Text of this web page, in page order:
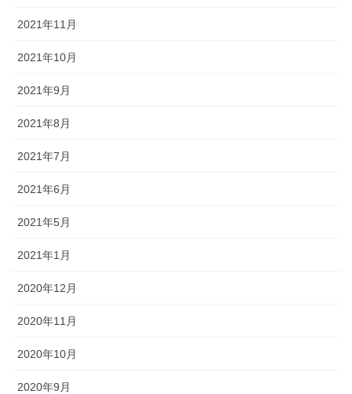
2021年11月
2021年10月
2021年9月
2021年8月
2021年7月
2021年6月
2021年5月
2021年1月
2020年12月
2020年11月
2020年10月
2020年9月